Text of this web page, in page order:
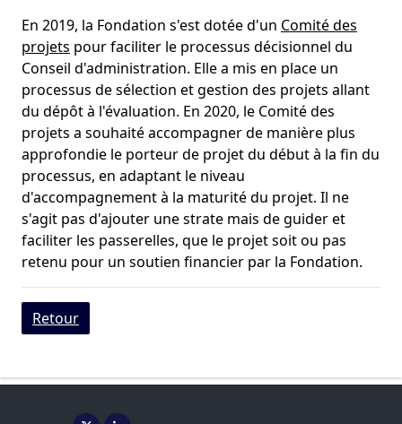
En 2019, la Fondation s'est dotée d'un Comité des
projets pour faciliter le processus décisionnel du
Conseil d'administration. Elle a mis en place un
processus de sélection et gestion des projets allant
du dépôt à l'évaluation. En 2020, le Comité des
projets a souhaité accompagner de manière plus
approfondie le porteur de projet du début à la fin du
processus, en adaptant le niveau
d'accompagnement à la maturité du projet. Il ne
s'agit pas d'ajouter une strate mais de guider et
faciliter les passerelles, que le projet soit ou pas
retenu pour un soutien financier par la Fondation.
Retour